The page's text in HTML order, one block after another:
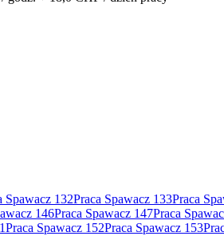
Spawacz 132Praca Spawacz 133Praca
146Praca Spawacz 147Praca
Praca Spawacz 152Praca Spawacz 153